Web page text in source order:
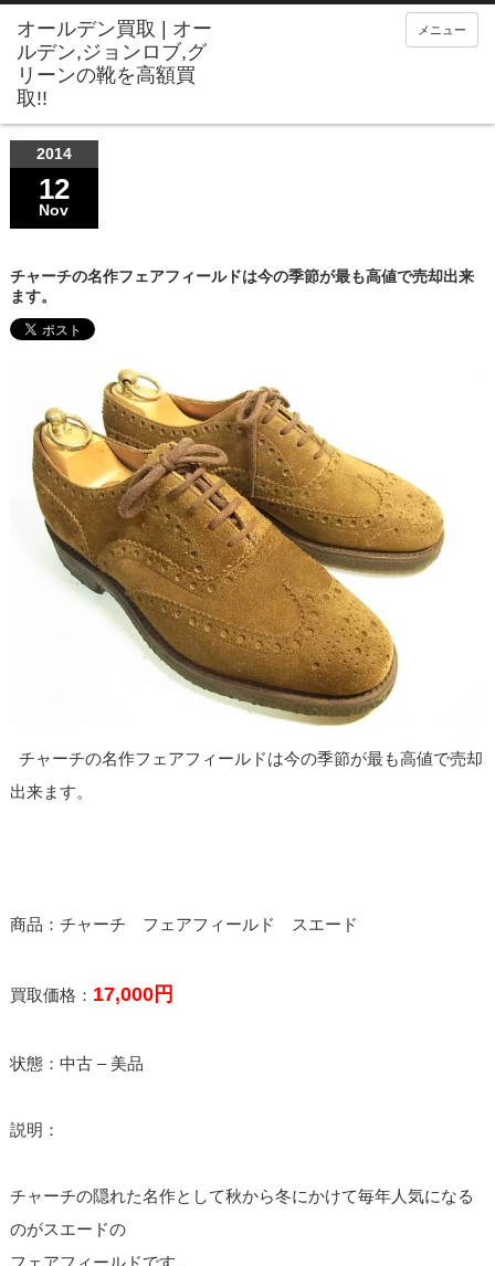
メニュー
2014
12
Nov
チャーチの名作フェアフィールドは今の季節が最も高値で売却出来
ます。
チャーチの名作フェアフィールドは今の季節が最も高値で売却
出来ます。
商品：チャーチ フェアフィールド スエード
買取価格： 17,000円
状態：中古 – 美品
説明：
チャーチの隠れた名作として秋から冬にかけて毎年人気になる
のがスエードの
フェアフィールドです。